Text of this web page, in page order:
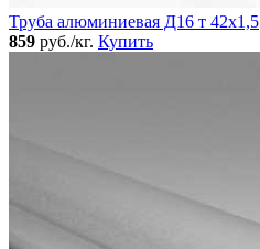
Труба алюминиевая Д16 т 42х1,5
859 руб./кг. Купить